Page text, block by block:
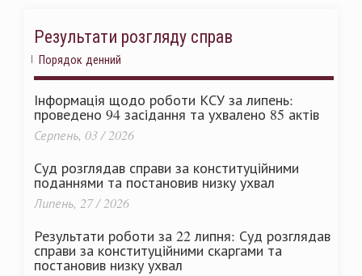
Результати розгляду справ
Порядок денний
Інформація щодо роботи КСУ за липень:
проведено 94 засідання та ухвалено 85 актів
Серпень, 03 / 2026
Суд розглядав справи за конституційними
поданнями та постановив низку ухвал
Липень, 27 / 2026
Результати роботи за 22 липня: Суд розглядав
справи за конституційними скаргами та
постановив низку ухвал